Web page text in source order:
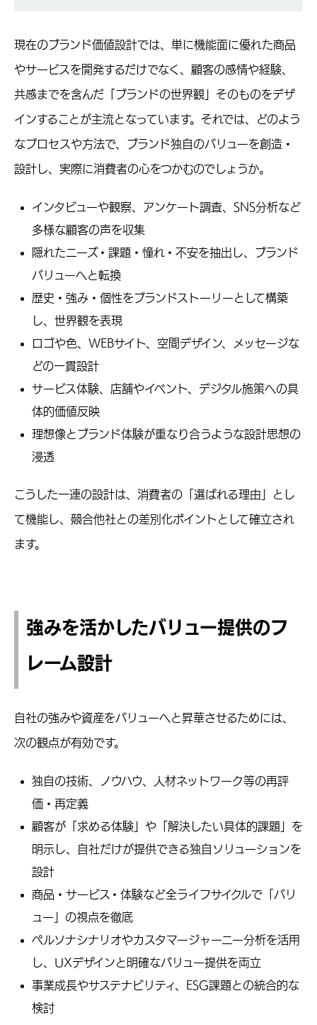
現在のブランド価値設計では、単に機能面に優れた商品
やサービスを開発するだけでなく、顧客の感情や経験、
共感までを含んだ「ブランドの世界観」そのものをデザ
インすることが主流となっています。それでは、どのよう
なプロセスや方法で、ブランド独自のバリューを創造・
設計し、実際に消費者の心をつかむのでしょうか。
インタビューや観察、アンケート調査、SNS分析など
多様な顧客の声を収集
隠れたニーズ・課題・憧れ・不安を抽出し、ブランド
バリューへと転換
歴史・強み・個性をブランドストーリーとして構築
し、世界観を表現
ロゴや色、WEBサイト、空間デザイン、メッセージな
どの一貫設計
サービス体験、店舗やイベント、デジタル施策への具
体的価値反映
理想像とブランド体験が重なり合うような設計思想の
浸透
こうした一連の設計は、消費者の「選ばれる理由」とし
て機能し、競合他社との差別化ポイントとして確立され
ます。
強みを活かしたバリュー提供のフ
レーム設計
自社の強みや資産をバリューへと昇華させるためには、
次の観点が有効です。
独自の技術、ノウハウ、人材ネットワーク等の再評
価・再定義
顧客が「求める体験」や「解決したい具体的課題」を
明示し、自社だけが提供できる独自ソリューションを
設計
商品・サービス・体験など全ライフサイクルで「バリ
ュー」の視点を徹底
ペルソナシナリオやカスタマージャーニー分析を活用
し、UXデザインと明確なバリュー提供を両立
事業成長やサステナビリティ、ESG課題との統合的な
検討